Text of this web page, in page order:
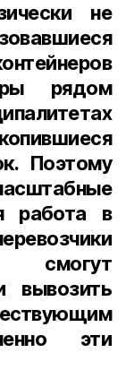
не
рядом
Поэтому
работа в
смогут
вывозить
эти